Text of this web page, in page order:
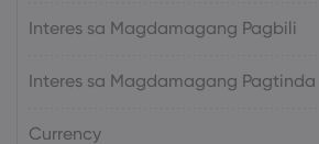
Interes sa Magdamagang Pagbili
Interes sa Magdamagang Pagtinda
Currency